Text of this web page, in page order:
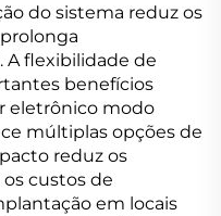
do sistema reduz os
flexibilidade de
benefícios
eletrônico modo
múltiplas opções de
reduz os
custos de
em locais